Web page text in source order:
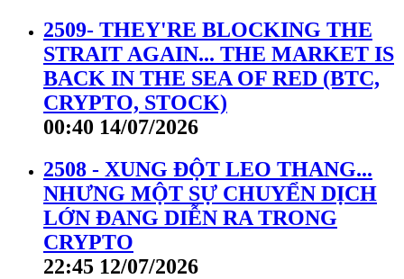
2509- THEY'RE BLOCKING THE
STRAIT AGAIN... THE MARKET IS
BACK IN THE SEA OF RED (BTC,
CRYPTO, STOCK)
00:40 14/07/2026
2508 - XUNG ĐỘT LEO THANG...
NHƯNG MỘT SỰ CHUYỂN DỊCH
LỚN ĐANG DIỄN RA TRONG
CRYPTO
22:45 12/07/2026